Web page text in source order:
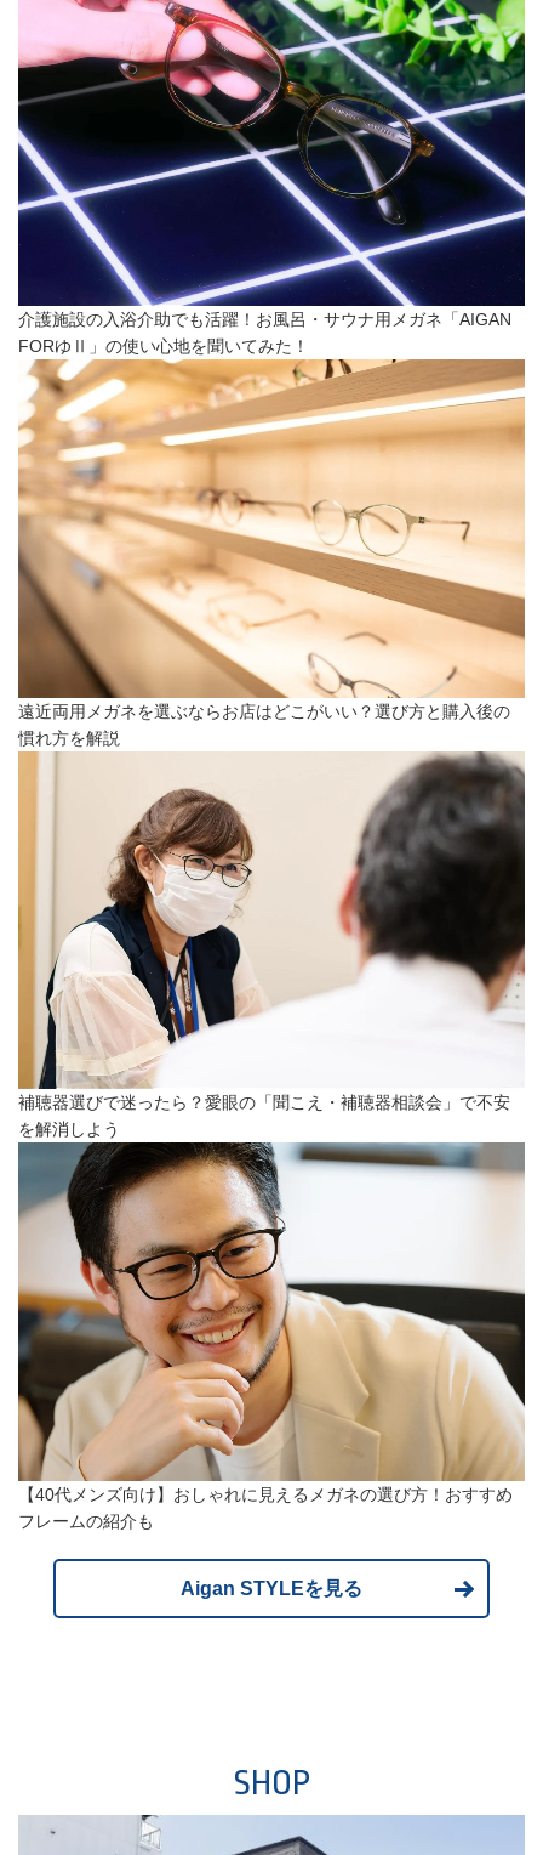
介護施設の入浴介助でも活躍！お風呂・サウナ用メガネ「AIGAN
FORゆⅡ」の使い心地を聞いてみた！
遠近両用メガネを選ぶならお店はどこがいい？選び方と購入後の
慣れ方を解説
補聴器選びで迷ったら？愛眼の「聞こえ・補聴器相談会」で不安
を解消しよう
【40代メンズ向け】おしゃれに見えるメガネの選び方！おすすめ
フレームの紹介も
Aigan STYLEを見る
SHOP